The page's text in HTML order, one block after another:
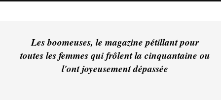
Les boomeuses, le magazine pétillant pour
toutes les femmes qui frôlent la cinquantaine ou
l'ont joyeusement dépassée